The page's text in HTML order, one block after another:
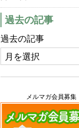
過去の記事
過去の記事
メルマガ会員募集